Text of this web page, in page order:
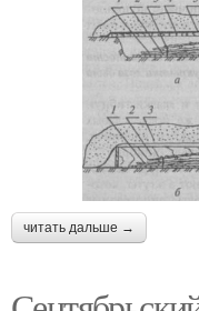
читать дальше →